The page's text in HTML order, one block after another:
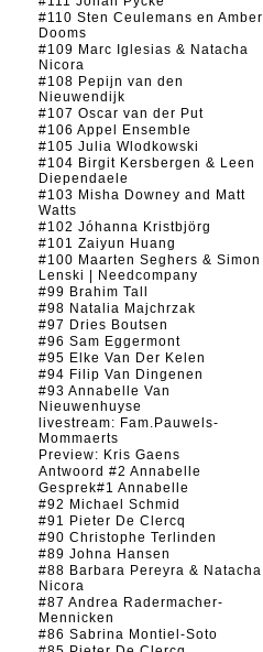
#110 Sten Ceulemans en Amber
Dooms
#109 Marc Iglesias & Natacha
Nicora
#108 Pepijn van den
Nieuwendijk
#107 Oscar van der Put
#106 Appel Ensemble
#105 Julia Wlodkowski
#104 Birgit Kersbergen & Leen
Diependaele
#103 Misha Downey and Matt
Watts
#102 Jóhanna Kristbjörg
#101 Zaiyun Huang
#100 Maarten Seghers & Simon
Lenski | Needcompany
#99 Brahim Tall
#98 Natalia Majchrzak
#97 Dries Boutsen
#96 Sam Eggermont
#95 Elke Van Der Kelen
#94 Filip Van Dingenen
#93 Annabelle Van
Nieuwenhuyse
livestream: Fam.Pauwels-
Mommaerts
Preview: Kris Gaens
Antwoord #2 Annabelle
Gesprek#1 Annabelle
#92 Michael Schmid
#91 Pieter De Clercq
#90 Christophe Terlinden
#89 Johna Hansen
#88 Barbara Pereyra & Natacha
Nicora
#87 Andrea Radermacher-
Mennicken
#86 Sabrina Montiel-Soto